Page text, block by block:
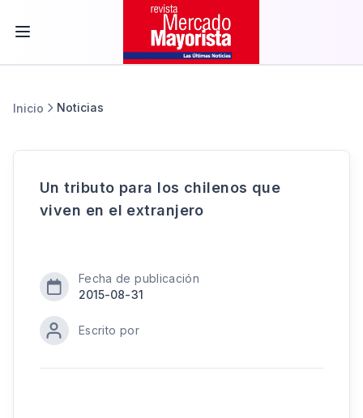
Inicio Noticias
Un tributo para los chilenos que
viven en el extranjero
Fecha de publicación
2015-08-31
Escrito por